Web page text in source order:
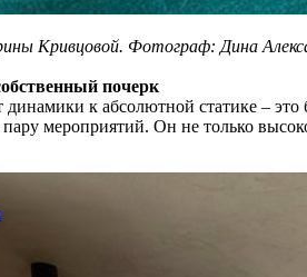
Кривцовой. Фотограф: Дина
почерк
динамики к абсолютной статике –
пару мероприятий. Он не только